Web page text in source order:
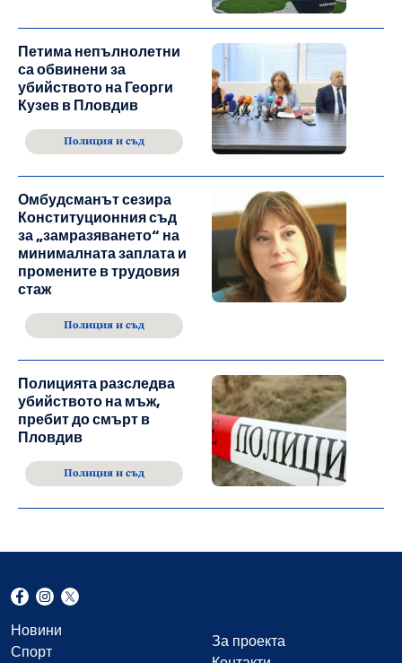
Петима непълнолетни
са обвинени за
убийството на Георги
Кузев в Пловдив
Полиция и съд
Омбудсманът сезира
Конституционния съд
за „замразяването“ на
минималната заплата и
промените в трудовия
стаж
Полиция и съд
Полицията разследва
убийството на мъж,
пребит до смърт в
Пловдив
Полиция и съд
Новини
Спорт
За проекта